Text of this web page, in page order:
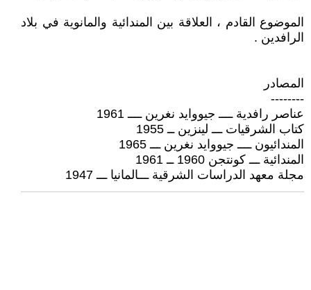
الموضوع القادم ، العلاقة بين المندائية والمانوية في بلاد
الرافدين .
المصادر
--------
عناصر رافدية ــــ جيووايد نغرين ــــ 1961
كتاب الشرقيات ـــ لينزين ــ 1955
المندائيون ــــ جيووايد نغرين ـــ 1965
المندائية ـــ كونتجن 1960 ــ 1961
مجلة معهد الدراسات الشرقية ـــالمانيا ـــ 1947